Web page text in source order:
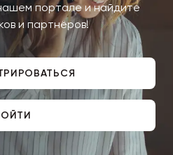
портале и найдите
и партнёров!